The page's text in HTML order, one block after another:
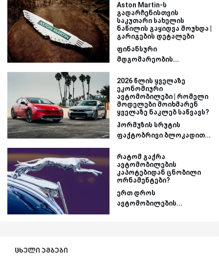
Aston Martin-ს
გადარჩენისთვის
საკუთარი სახელის
ნაწილის გაყიდვა მოუხდა |
გარიგების დეტალები
ფინანსური
მდგომარეობის...
2026 წლის ყველაზე
ეკონომიური
ავტომობილები | რომელი
მოდელები მოიხმარენ
ყველაზე ნაკლებ საწვავს?
ჰორმუზის სრუტის
ფაქტობრივი ბლოკადით...
რატომ გაქრა
ავტომობილების
კაპოტებიდან ცნობილი
ორნამენტები?
ერთ დროს
ავტომობილების...
ცხელი ამბები